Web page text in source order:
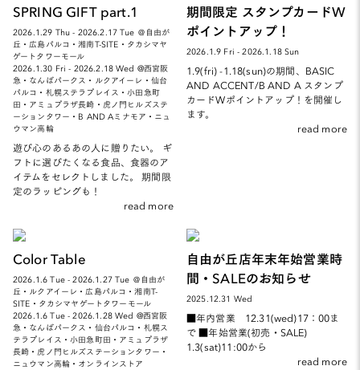
SPRING GIFT part.1
2026.1.29 Thu - 2026.2.17 Tue ＠自由が
丘・広島パルコ・湘南T-SITE・タカシマヤ
ゲートタワーモール
2026.1.30 Fri - 2026.2.18 Wed @西宮阪
急・なんばパークス・ルクアイーレ・仙台
パルコ・札幌ステラプレイス・小田急町
田・アミュプラザ長崎・虎ノ門ヒルズステ
ーションタワー・B AND Aミナモア・ニュ
ウマン高輪
遊び心のあるあの人に贈りたい。 ギ
フトに選びたくなる食品、食器のア
イテムをセレクトしました。 期間限
定のラッピングも！
read more
期間限定 スタンプカードW
ポイントアップ！
2026.1.9 Fri - 2026.1.18 Sun
1.9(fri) -1.18(sun)の期間、BASIC
AND ACCENT/B AND A スタンプ
カードWポイントアップ！を開催し
ます。
read more
Color Table
2026.1.6 Tue - 2026.1.27 Tue ＠自由が
丘・ルクアイーレ・広島パルコ・湘南T-
SITE・タカシマヤゲートタワーモール
2026.1.6 Tue - 2026.1.28 Wed @西宮阪
急・なんばパークス・仙台パルコ・札幌ス
テラプレイス・小田急町田・アミュプラザ
長崎・虎ノ門ヒルズステーションタワー・
ニュウマン高輪・オンラインストア
自由が丘店年末年始営業時
間・SALEのお知らせ
2025.12.31 Wed
■年内営業 12.31(wed)17：00ま
で ■年始営業(初売・SALE)
1.3(sat)11:00から
read more